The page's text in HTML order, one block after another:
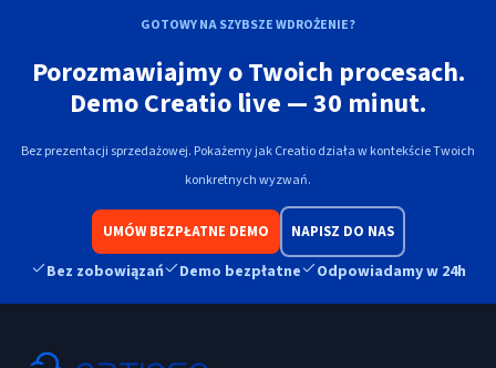
GOTOWY NA SZYBSZE WDROŻENIE?
Porozmawiajmy o Twoich procesach.
Demo Creatio live — 30 minut.
Bez prezentacji sprzedażowej. Pokażemy jak Creatio działa w kontekście Twoich
konkretnych wyzwań.
UMÓW BEZPŁATNE DEMO NAPISZ DO NAS
Bez zobowiązań Demo bezpłatne Odpowiadamy w 24h